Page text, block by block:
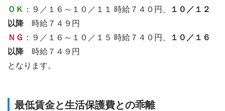
ＯＫ ：９／１６～１０／１１ 時給７４０円、
１０／１２
以降 時給７４９円
ＮＧ ：９／１６～１０／１５ 時給７４０円、
１０／１６
以降 時給７４９円
となります。
最低賃金と生活保護費との乖離